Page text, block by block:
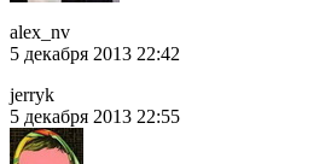
alex_nv
5 декабря 2013 22:42
jerryk
5 декабря 2013 22:55